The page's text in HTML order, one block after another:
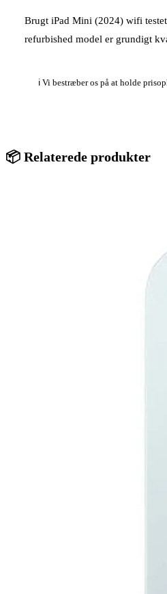
Brugt iPad Mini (2024) wifi
refurbished model er grundigt
ℹ️ Vi bestræber os på at holde
📦 Relaterede produkter